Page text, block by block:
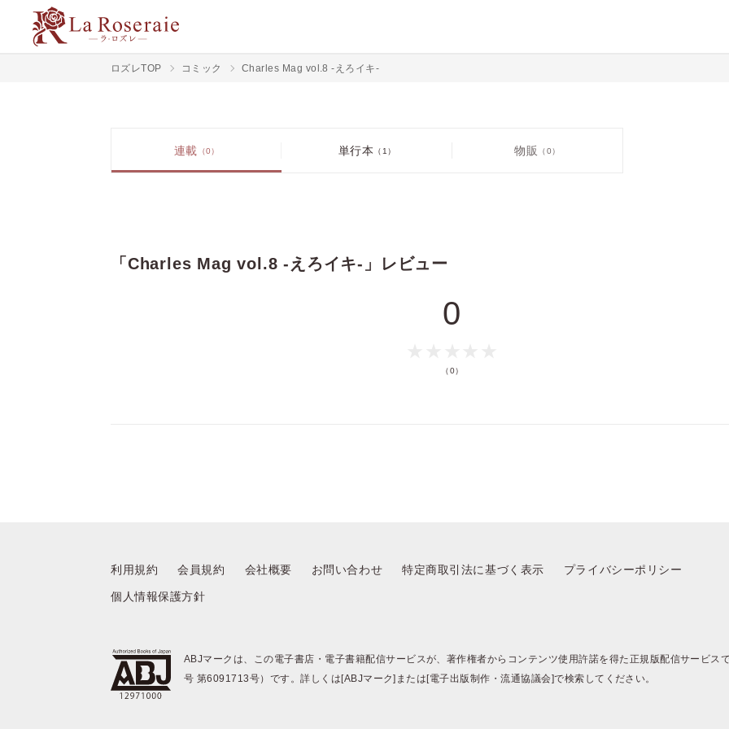
ロズレTOP コミック Charles Mag vol.8 -えろイキ-
連載 （0） 単行本 （1） 物販 （0）
「Charles Mag vol.8 -えろイキ-」レビュー
0
（0）
利用規約 会員規約 会社概要 お問い合わせ 特定商取引法に基づく表示 プライバシーポリシー
個人情報保護方針
ABJマークは、この電子書店・電子書籍配信サービスが、著作権者からコンテンツ使用許諾を得た正規版配信サービス
号 第6091713号）です。詳しくは[ABJマーク]または[電子出版制作・流通協議会]で検索してください。